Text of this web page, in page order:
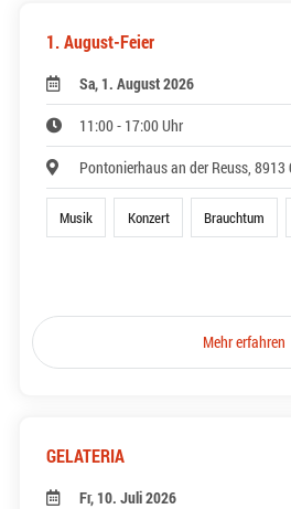
1. August-Feier
Sa, 1. August 2026
11:00 - 17:00 Uhr
Pontonierhaus an der Reuss, 8913
Musik Konzert Brauchtum
Mehr erfahren
GELATERIA
Fr, 10. Juli 2026